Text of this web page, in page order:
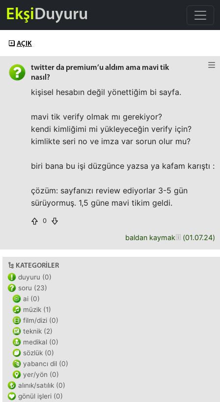
EkşiDuyuru
AÇIK
twitter da premium’u aldım ama mavi tik
nasıl?
kişisel hesabın değil yönettiğim bi sayfa.
mavi tik verify olmak mı gerekiyor?
kendi kimliğimi mi yükleyeceğin verify için?
kimlikte seri no ve imza var sorun olur mu?
biri bana bu işi düzgünce yazsa ya kafam karıştı :
çözüm: sayfanızı review ediyorlar 3-5 gün
sürüyormuş. 1,5 güne mavi tikim geldi.
0
baldan kaymak (01.07.24)
KATEGORILER
duyuru (0)
soru (23)
ai (0)
müzik (1)
film/dizi (0)
teknik (2)
medikal (0)
sözlük (0)
yabancı dil (0)
yer/yön (0)
alınık/satılık (0)
gönül işleri (0)